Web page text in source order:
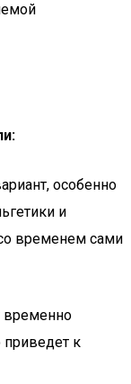
особенно
и
временем сами
временно
приведет к